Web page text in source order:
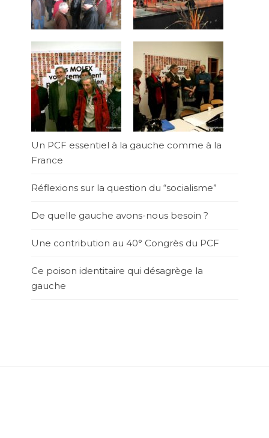
Un PCF essentiel à la gauche comme à la
France
Réflexions sur la question du “socialisme”
De quelle gauche avons-nous besoin ?
Une contribution au 40° Congrès du PCF
Ce poison identitaire qui désagrège la
gauche